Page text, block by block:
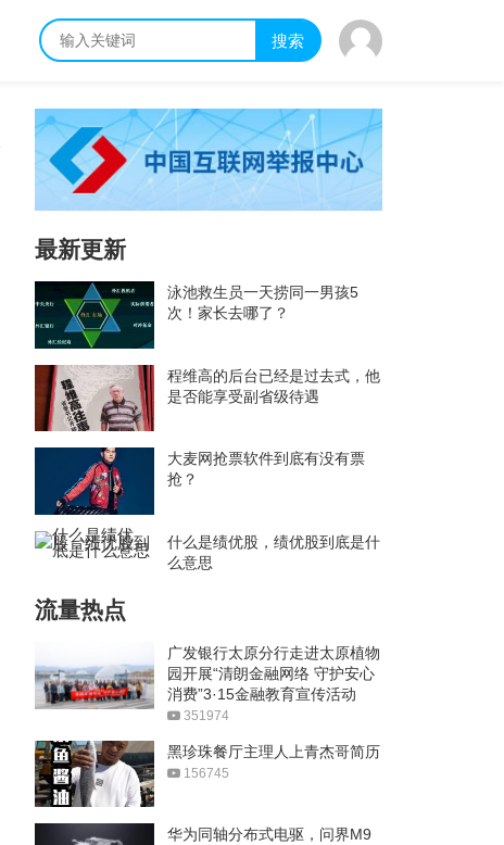
搜索
最新更新
泳池救生员一天捞同一男孩5
次！家长去哪了？
程维高的后台已经是过去式，他
是否能享受副省级待遇
大麦网抢票软件到底有没有票
抢？
什么是绩优股，绩优股到底是什
么意思
流量热点
广发银行太原分行走进太原植物
园开展“清朗金融网络 守护安心
消费”3·15金融教育宣传活动
351974
黑珍珠餐厅主理人上青杰哥简历
156745
华为同轴分布式电驱，问界M9